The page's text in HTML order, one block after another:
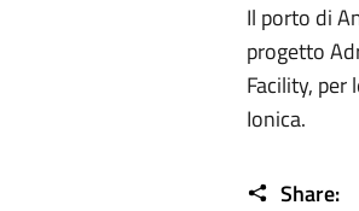
Il porto di
progetto
Facility,
Ionica.
Share: